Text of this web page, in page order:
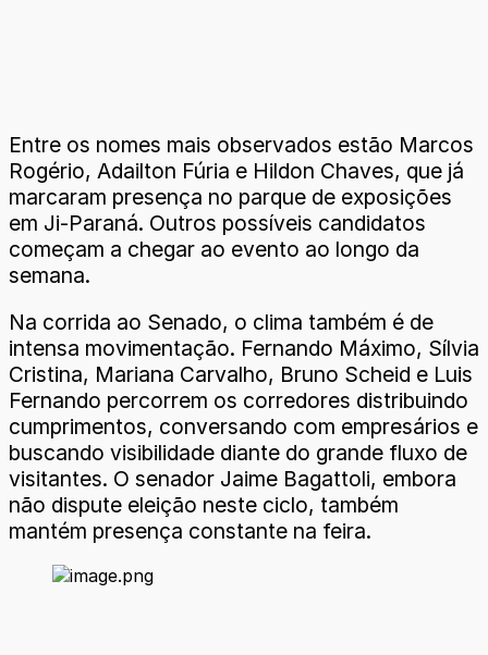
Entre os nomes mais observados estão Marcos
Rogério, Adailton Fúria e Hildon Chaves, que já
marcaram presença no parque de exposições
em Ji-Paraná. Outros possíveis candidatos
começam a chegar ao evento ao longo da
semana.
Na corrida ao Senado, o clima também é de
intensa movimentação. Fernando Máximo, Sílvia
Cristina, Mariana Carvalho, Bruno Scheid e Luis
Fernando percorrem os corredores distribuindo
cumprimentos, conversando com empresários e
buscando visibilidade diante do grande fluxo de
visitantes. O senador Jaime Bagattoli, embora
não dispute eleição neste ciclo, também
mantém presença constante na feira.